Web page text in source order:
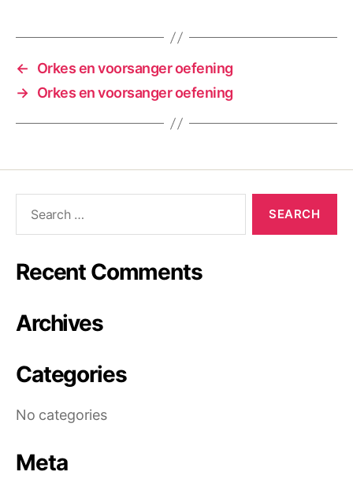
←
Orkes en voorsanger oefening
→ Orkes en voorsanger oefening
Recent Comments
Archives
Categories
No categories
Meta